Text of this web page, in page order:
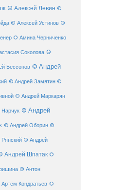
© Алексей Левин ©
© Алексей Устинов ©
© Амина Черниченко
Соколова ©
Бессонов © Андрей
© Андрей Замятин ©
© Андрей Маркарян
© Андрей
© Андрей Оборин ©
© Андрей
Андрей Шпатак ©
© Антон
Кондратьев ©